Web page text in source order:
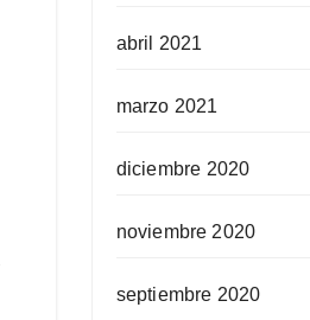
abril 2021
marzo 2021
diciembre 2020
noviembre 2020
septiembre 2020